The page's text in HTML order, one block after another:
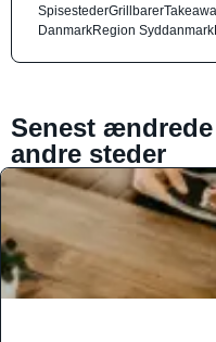
SpisestederGrillbarer
DanmarkRegion Syddanmark
Senest
andre steder